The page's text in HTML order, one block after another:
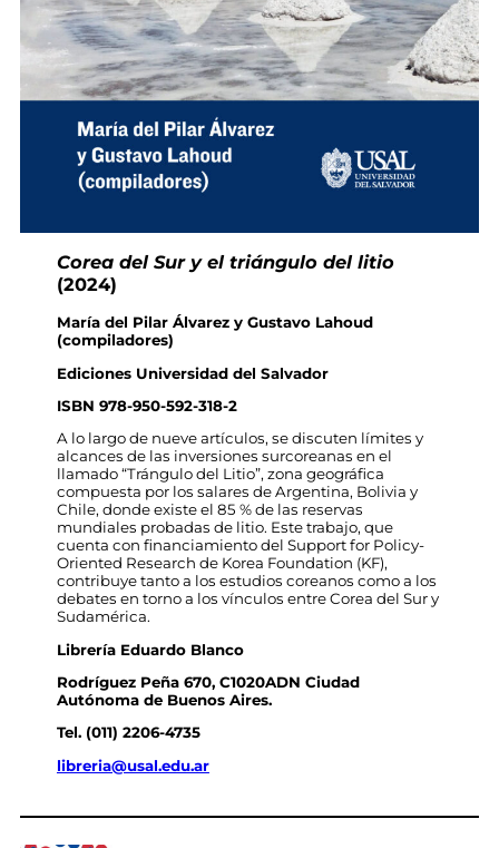
Corea del Sur y el triángulo del litio
(2024)
María del Pilar Álvarez y Gustavo Lahoud
(compiladores)
Ediciones Universidad del Salvador
ISBN 978-950-592-318-2
A lo largo de nueve artículos, se discuten límites y
alcances de las inversiones surcoreanas en el
llamado “Trángulo del Litio”, zona geográfica
compuesta por los salares de Argentina, Bolivia y
Chile, donde existe el 85 % de las reservas
mundiales probadas de litio. Este trabajo, que
cuenta con financiamiento del Support for Policy-
Oriented Research de Korea Foundation (KF),
contribuye tanto a los estudios coreanos como a los
debates en torno a los vínculos entre Corea del Sur y
Sudamérica.
Librería Eduardo Blanco
Rodríguez Peña 670, C1020ADN Ciudad
Autónoma de Buenos Aires.
Tel. (011) 2206-4735
libreria@usal.edu.ar